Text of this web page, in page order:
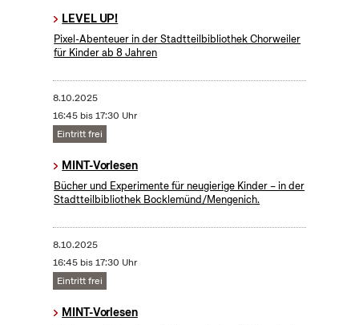
LEVEL UP!
Pixel-Abenteuer in der Stadtteilbibliothek Chorweiler
für Kinder ab 8 Jahren
8.10.2025
16:45 bis 17:30 Uhr
Eintritt frei
MINT-Vorlesen
Bücher und Experimente für neugierige Kinder – in der
Stadtteilbibliothek Bocklemünd/Mengenich.
8.10.2025
16:45 bis 17:30 Uhr
Eintritt frei
MINT-Vorlesen